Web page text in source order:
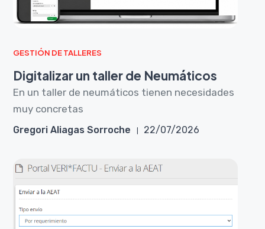
GESTIÓN DE TALLERES
Digitalizar un taller de Neumáticos
En un taller de neumáticos tienen necesidades
muy concretas
Gregori Aliagas Sorroche 22/07/2026